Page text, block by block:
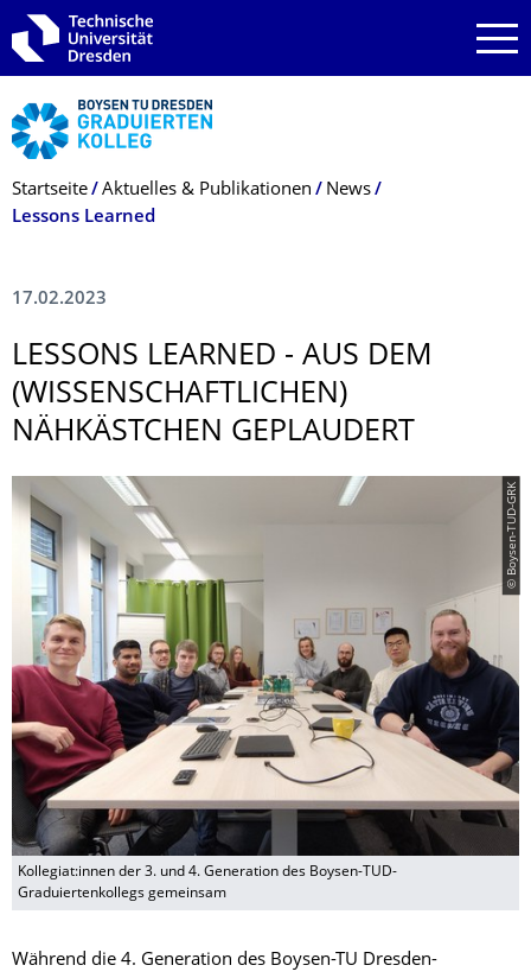
Zur Hauptnavigation springen
Zur Suche springen
Zum Inhalt springen
Breadcrumb-Menü
Startseite Aktuelles & Publikationen
News
Lessons Learned
17.02.2023
LESSONS LEARNED - AUS DEM
(WISSENSCHAFTLI­CHEN)
NÄHKÄSTCHEN GEPLAUDERT
© Boysen-TUD-GRK
Kollegiat:innen der 3. und 4. Generation des Boysen-TUD-
Graduiertenkollegs gemeinsam
Während die 4. Generation des Boysen-TU Dresden-